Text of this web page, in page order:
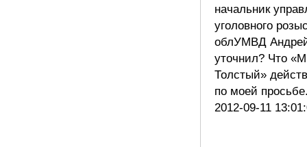
начальник
уголовного
облУМВД
уточнил? Что
Толстый»
по моей
2012-09-11